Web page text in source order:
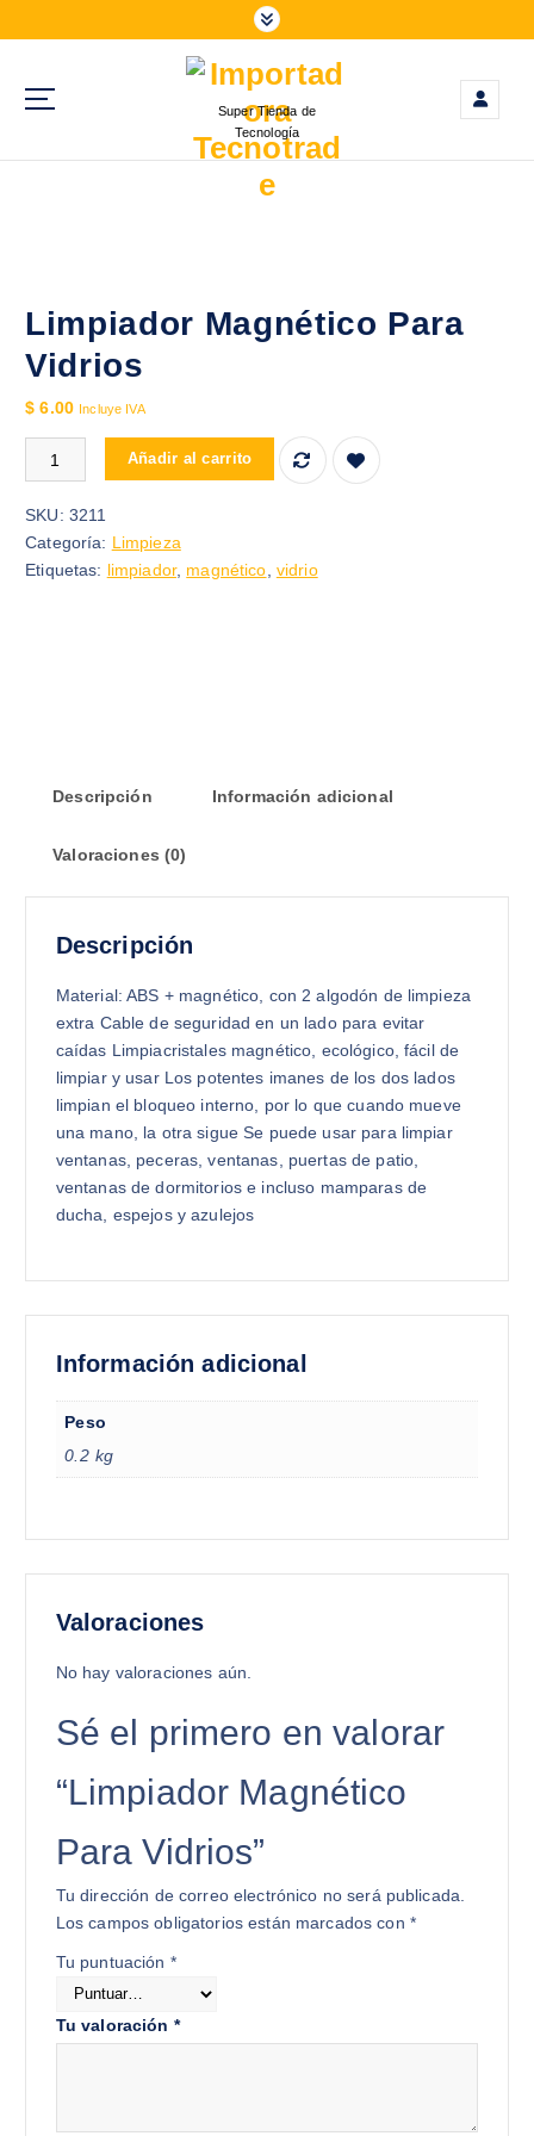
a
Super Tienda de
Tecnología
Limpiador Magnético Para
Vidrios
$ 6.00 Incluye IVA
Limpiador Magnético Para Vidrios cantidad
Añadir al carrito
SKU: 3211
Categoría: Limpieza
Etiquetas: limpiador, magnético, vidrio
Descripción Información adicional
Valoraciones (0)
Descripción
Material: ABS + magnético, con 2 algodón de limpieza
extra Cable de seguridad en un lado para evitar
caídas Limpiacristales magnético, ecológico, fácil de
limpiar y usar Los potentes imanes de los dos lados
limpian el bloqueo interno, por lo que cuando mueve
una mano, la otra sigue Se puede usar para limpiar
ventanas, peceras, ventanas, puertas de patio,
ventanas de dormitorios e incluso mamparas de
ducha, espejos y azulejos
Información adicional
Peso
0.2 kg
Valoraciones
No hay valoraciones aún.
Sé el primero en valorar
“Limpiador Magnético
Para Vidrios”
Tu dirección de correo electrónico no será publicada.
Los campos obligatorios están marcados con *
Tu puntuación *
Tu valoración *